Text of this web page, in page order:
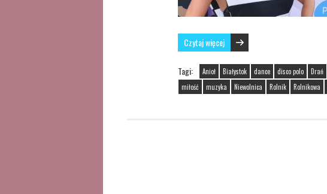
Czytaj więcej
Tagi: Anioł Białystok dance disco polo Drań
miłość
muzyka Niewolnica Rolnik Rolnikowa